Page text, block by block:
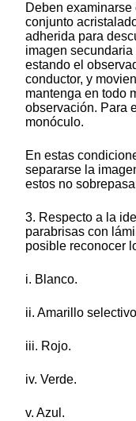
Deben examinarse
conjunto
adherida para
imagen
estando el
conductor, y
mantenga en todo
observación. Para
monóculo.
En estas
separarse la
estos no
3. Respecto a la
parabrisas con
posible reconocer
i. Blanco.
ii. Amarillo
iii. Rojo.
iv. Verde.
v. Azul.